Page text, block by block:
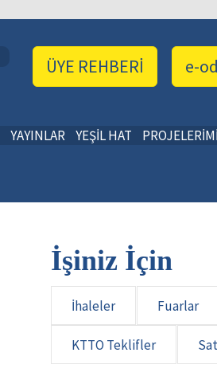
e-
ÜYE REHBERİ
YAYINLAR YEŞİL HAT
İşiniz İçin
İhaleler Fuarlar
KTTO Teklifler